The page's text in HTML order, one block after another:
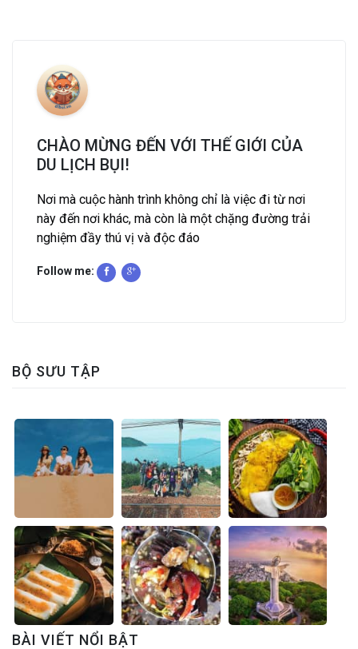
CHÀO MỪNG ĐẾN VỚI THẾ GIỚI CỦA
DU LỊCH BỤI!
Nơi mà cuộc hành trình không chỉ là việc đi từ nơi
này đến nơi khác, mà còn là một chặng đường trải
nghiệm đầy thú vị và độc đáo
Follow me:
BỘ SƯU TẬP
BÀI VIẾT NỔI BẬT